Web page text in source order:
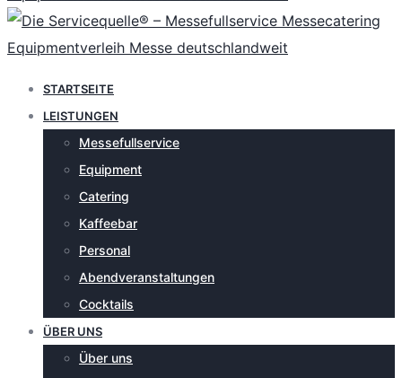
STARTSEITE
LEISTUNGEN
Messefullservice
Equipment
Catering
Kaffeebar
Personal
Abendveranstaltungen
Cocktails
ÜBER UNS
Über uns